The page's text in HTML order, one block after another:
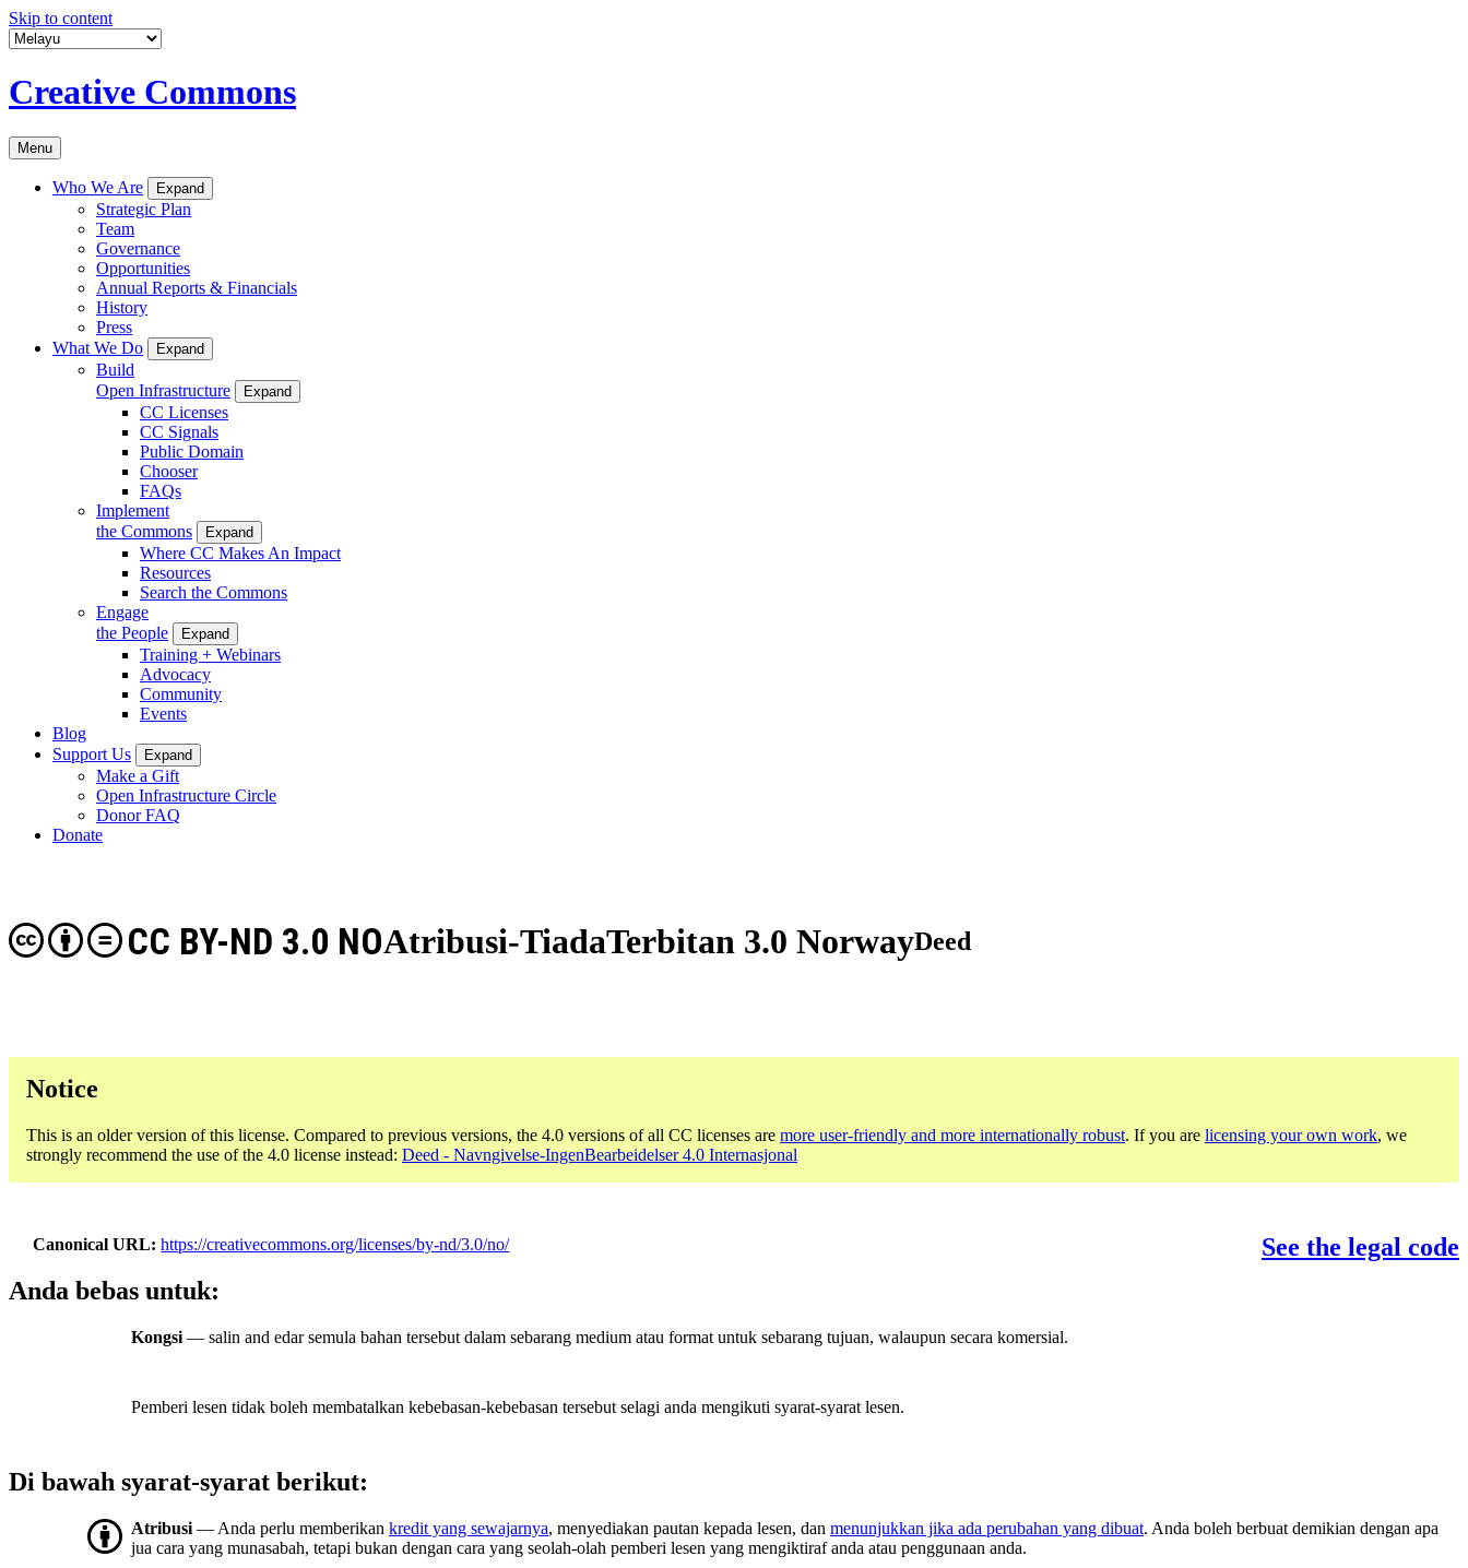
Skip to content
Creative Commons
Menu
Who We Are Expand
Strategic Plan
Team
Governance
Opportunities
Annual Reports & Financials
History
Press
What We Do
Expand
Build
Open Infrastructure
Expand
CC Licenses
CC Signals
Public Domain
Chooser
FAQs
Implement
the Commons
Expand
Where CC Makes An Impact
Resources
Search the Commons
Engage
the People
Expand
Training + Webinars
Advocacy
Community
Events
Blog
Support Us
Expand
Make a Gift
Open Infrastructure Circle
Donor FAQ
Donate
Atribusi-TiadaTerbitan 3.0 Norway
CC BY-ND 3.0 NO Deed
Notice
This is an older version of this license. Compared to previous versions, the 4.0 versions of all CC licenses are more user-friendly and more internationally robust. If you are licensing your own work, we
strongly recommend the use of the 4.0 license instead: Deed - Navngivelse-IngenBearbeidelser 4.0 Internasjonal
Canonical URL https://creativecommons.org/licenses/by-nd/3.0/no/
See the legal code
Anda bebas untuk:
Kongsi — salin and edar semula bahan tersebut dalam sebarang medium atau format untuk sebarang tujuan, walaupun secara komersial.
Pemberi lesen tidak boleh membatalkan kebebasan-kebebasan tersebut selagi anda mengikuti syarat-syarat lesen.
Di bawah syarat-syarat berikut:
Atribusi — Anda perlu memberikan kredit yang sewajarnya, menyediakan pautan kepada lesen, dan menunjukkan jika ada perubahan yang dibuat. Anda boleh berbuat demikian dengan apa
jua cara yang munasabah, tetapi bukan dengan cara yang seolah-olah pemberi lesen yang mengiktiraf anda atau penggunaan anda.